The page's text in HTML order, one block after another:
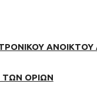
ΑΝΟΙΚΤΟΥ
ΤΩΝ ΟΡΙΩΝ